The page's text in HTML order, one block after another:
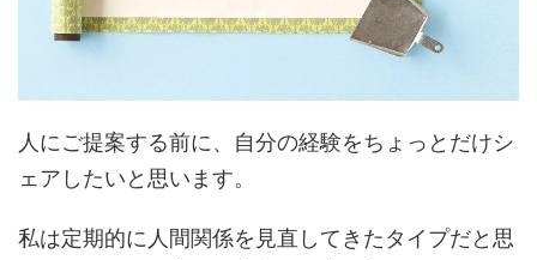
人にご提案する前に、自分の経験をちょっとだけシ
ェアしたいと思います。
私は定期的に人間関係を見直してきたタイプだと思